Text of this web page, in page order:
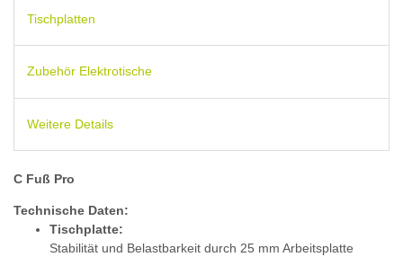
Tischplatten
Zubehör Elektrotische
Weitere Details
C Fuß Pro
Technische Daten:
Tischplatte:
Stabilität und Belastbarkeit durch 25 mm Arbeitsplatte